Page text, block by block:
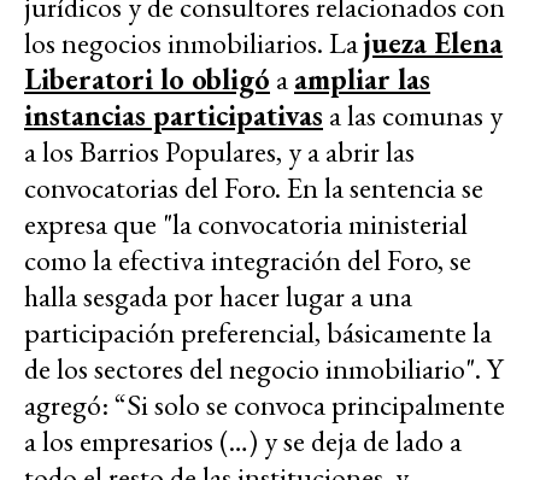
los negocios inmobiliarios. Lajueza Elena
Liberatori lo obligó aampliar las
instancias participativas a las comunas y
a los Barrios Populares, y a abrir las
convocatorias del Foro. En la sentencia se
expresa que "la convocatoria ministerial
como la efectiva integración del Foro, se
halla sesgada por hacer lugar a una
participación preferencial, básicamente la
de los sectores del negocio inmobiliario". Y
agregó: “Si solo se convoca principalmente
a los empresarios (…) y se deja de lado a